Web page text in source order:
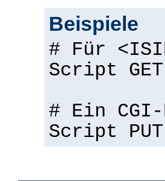
Beispiele
# Für
Script
# Ein CGI-
Script